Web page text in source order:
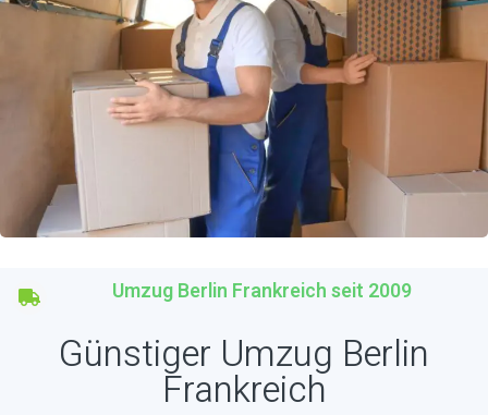
Umzug Berlin Frankreich seit 2009
Günstiger Umzug Berlin
Frankreich